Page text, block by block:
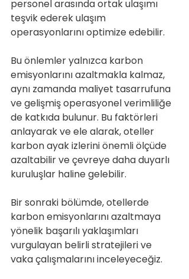
personel arasında ortak ulaşımı
teşvik ederek ulaşım
operasyonlarını optimize edebilir.
Bu önlemler yalnızca karbon
emisyonlarını azaltmakla kalmaz,
aynı zamanda maliyet tasarrufuna
ve gelişmiş operasyonel verimliliğe
de katkıda bulunur. Bu faktörleri
anlayarak ve ele alarak, oteller
karbon ayak izlerini önemli ölçüde
azaltabilir ve çevreye daha duyarlı
kuruluşlar haline gelebilir.
Bir sonraki bölümde, otellerde
karbon emisyonlarını azaltmaya
yönelik başarılı yaklaşımları
vurgulayan belirli stratejileri ve
vaka çalışmalarını inceleyeceğiz.